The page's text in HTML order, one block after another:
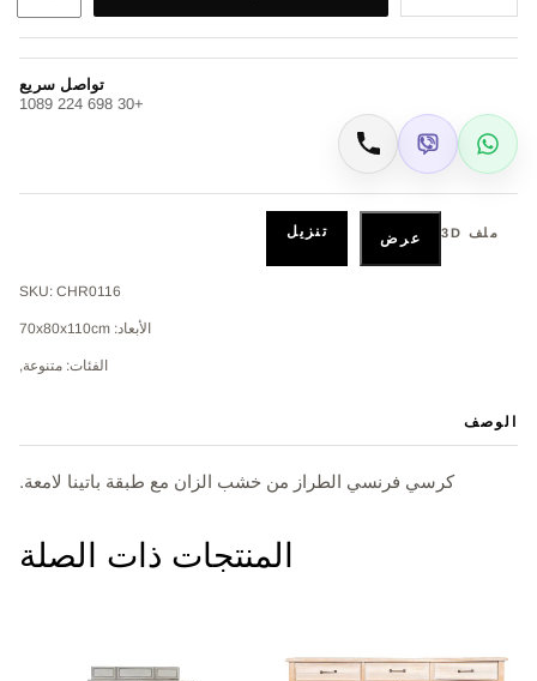
تواصل سريع
+30 698 224 1089
WhatsApp
Viber اتصال
ملف 3D عرض تنزيل
SKU: CHR0116
الأبعاد: 70x80x110cm
الفئات: متنوعة,
الوصف
كرسي فرنسي الطراز من خشب الزان مع طبقة باتينا لامعة.
المنتجات ذات الصلة